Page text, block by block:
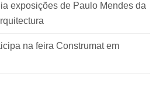
exposições de Paulo Mendes da
na feira Construmat em